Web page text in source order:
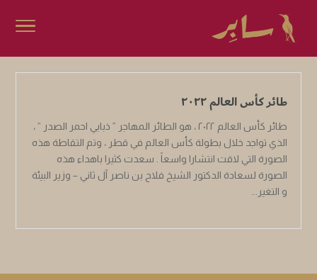
طائر كأس العالم ٢٠٢٢
طائر كأس العالم ٢٠٢٢ ، هو الطائر المهاجر ” ذبابي احمر الصدر ” ،
الذي تواجد خلال بطولة كأس العالم في قطر ، وتم التقاطة هذه
الصورة التي لاقت انتشارا واسعاً . سعدت كثيرا باهداء هذه
الصورة لسعادة الدكتور الشيخ فلاح بن ناصر آل ثاني – وزير البيئة
و التغير...